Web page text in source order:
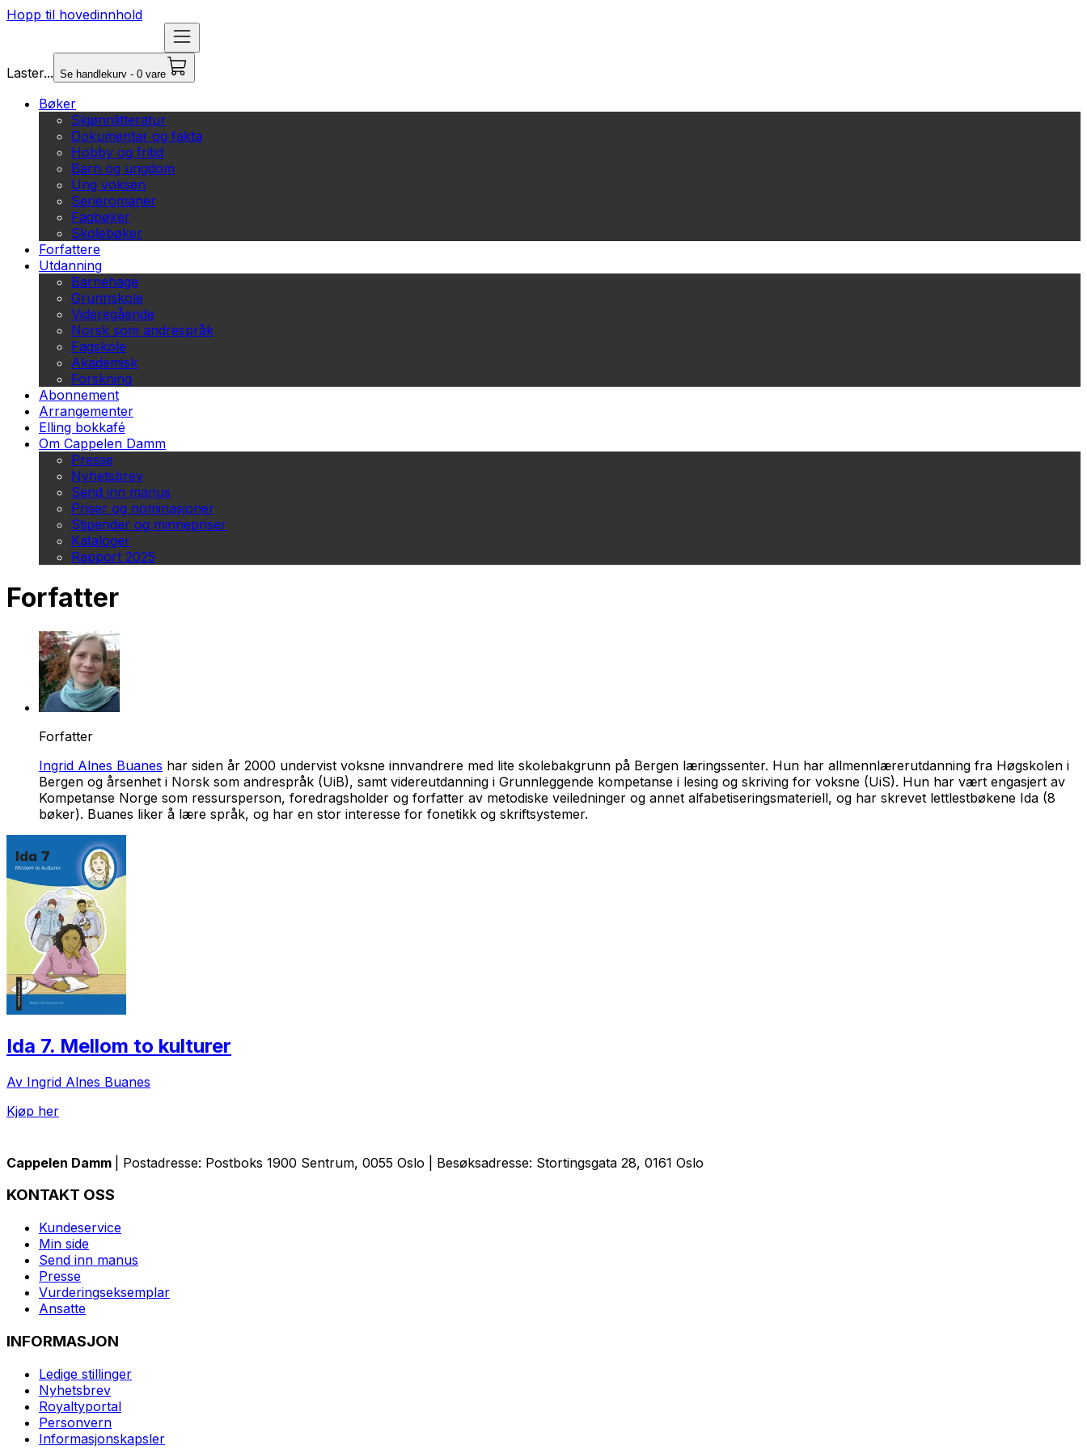
Hopp til hovedinnhold
Laster... Se handlekurv - 0 vare
Bøker
Skjønnlitteratur
Dokumentar og fakta
Hobby og fritid
Barn og ungdom
Ung voksen
Serieromaner
Fagbøker
Skolebøker
Forfattere
Utdanning
Barnehage
Grunnskole
Videregående
Norsk som andrespråk
Fagskole
Akademisk
Forskning
Abonnement
Arrangementer
Elling bokkafé
Om Cappelen Damm
Presse
Nyhetsbrev
Send inn manus
Priser og nominasjoner
Stipender og minnepriser
Kataloger
Rapport 2025
Forfatter
Forfatter
Ingrid Alnes Buanes har siden år 2000 undervist voksne innvandrere med lite skolebakgrunn på Bergen læringssenter. Hun har allmennlærerutdanning fra Høgskolen i
Bergen og årsenhet i Norsk som andrespråk (UiB), samt videreutdanning i Grunnleggende kompetanse i lesing og skriving for voksne (UiS). Hun har vært engasjert av
Kompetanse Norge som ressursperson, foredragsholder og forfatter av metodiske veiledninger og annet alfabetiseringsmateriell, og har skrevet lettlestbøkene Ida (8
bøker). Buanes liker å lære språk, og har en stor interesse for fonetikk og skriftsystemer.
Ida 7. Mellom to kulturer
Av Ingrid Alnes Buanes
Kjøp her
Cappelen Damm | Postadresse: Postboks 1900 Sentrum, 0055 Oslo | Besøksadresse: Stortingsgata 28, 0161 Oslo
KONTAKT OSS
Kundeservice
Min side
Send inn manus
Presse
Vurderingseksemplar
Ansatte
INFORMASJON
Ledige stillinger
Nyhetsbrev
Royaltyportal
Personvern
Informasjonskapsler